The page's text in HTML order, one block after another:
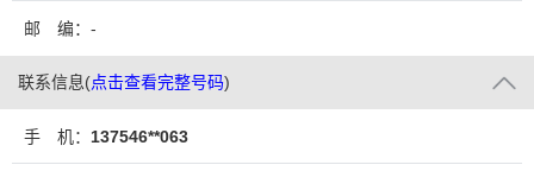
邮 编：-
联系信息(点击查看完整号码)
手 机： 137546**063